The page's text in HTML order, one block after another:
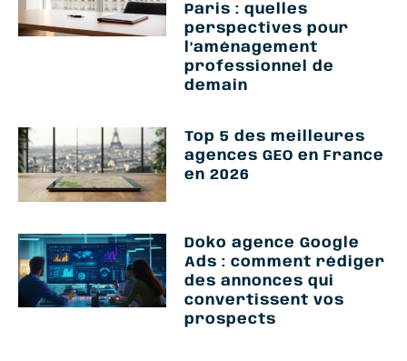
Paris : quelles
perspectives pour
l’aménagement
professionnel de
demain
Top 5 des meilleures
agences GEO en France
en 2026
Doko agence Google
Ads : comment rédiger
des annonces qui
convertissent vos
prospects